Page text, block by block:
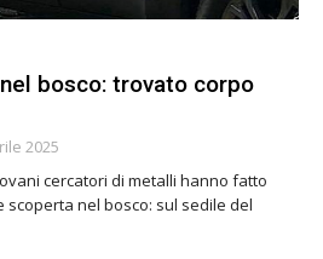
bosco: trovato corpo
2025
cercatori di metalli hanno fatto
nel bosco: sul sedile del